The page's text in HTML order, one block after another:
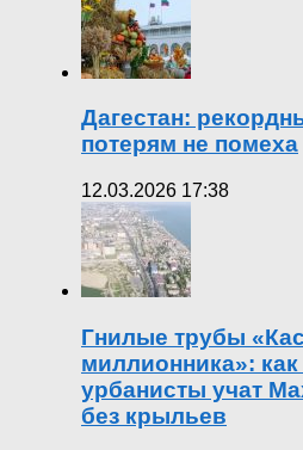
Дагестан:
потерям не помеха
12.03.2026 17:38
Гнилые трубы
миллионника»:
урбанисты учат
без крыльев